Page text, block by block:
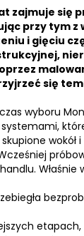
lat zajmuje
przy tym
i gięciu
się
wyboru